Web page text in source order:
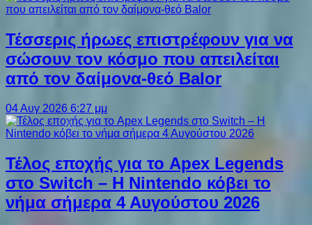
Τέσσερις ήρωες επιστρέφουν για να
σώσουν τον κόσμο που απειλείται
από τον δαίμονα-θεό Balor
04 Αυγ 2026 6:27 μμ
Τέλος εποχής για το Apex Legends
στο Switch – Η Nintendo κόβει το
νήμα σήμερα 4 Αυγούστου 2026